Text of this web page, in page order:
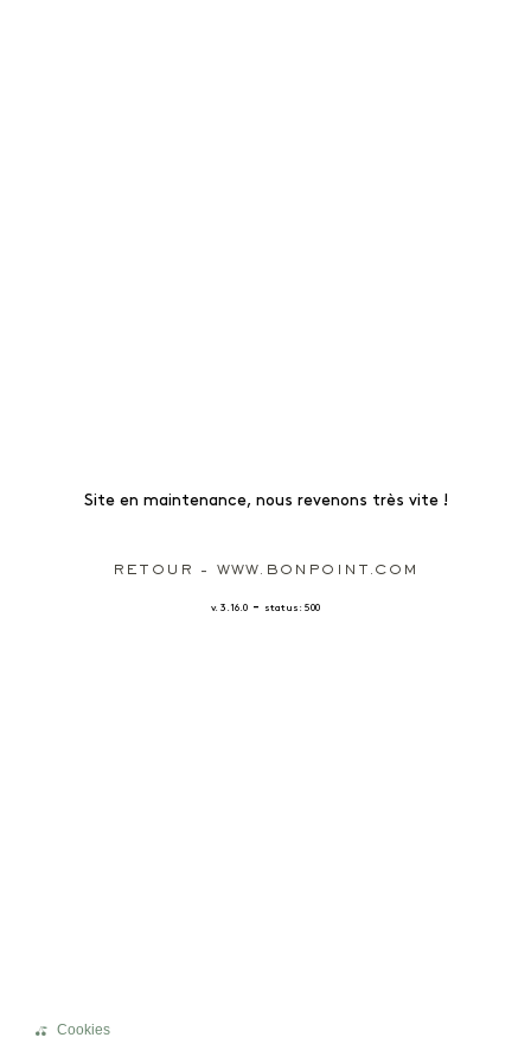
Site en maintenance, nous revenons très vite !
RETOUR - WWW.BONPOINT.COM
v. 3.16.0 - status: 500